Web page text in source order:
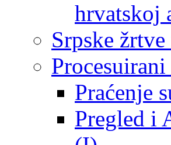
hrvatskoj
Srpske
Praćenje
Pregled i